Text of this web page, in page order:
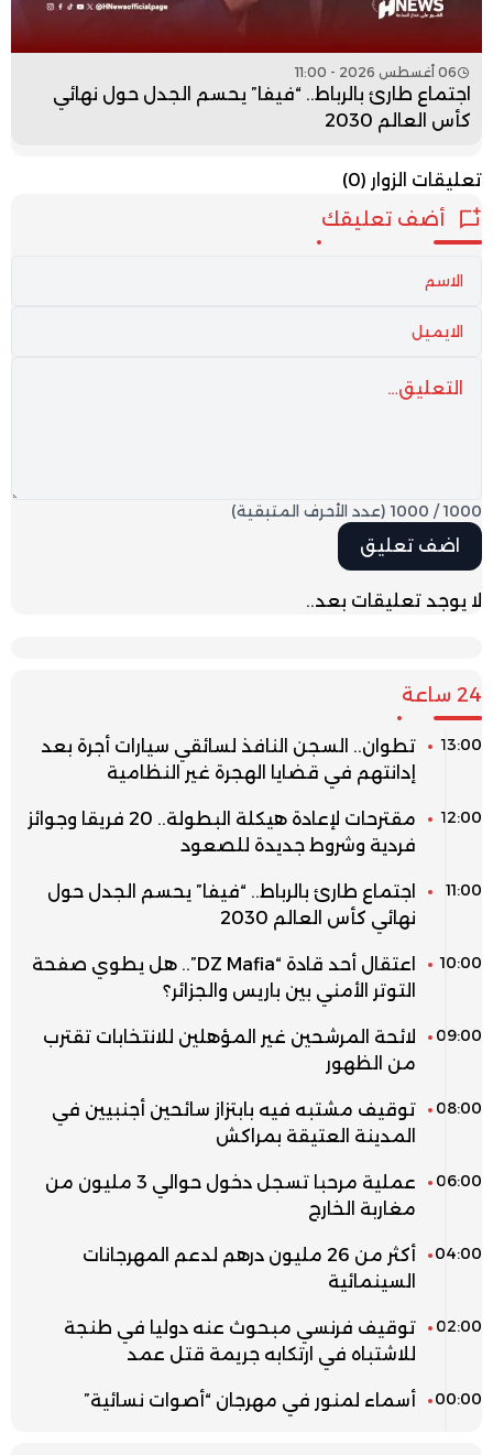
06 أغسطس 2026 - 11:00
اجتماع طارئ بالرباط.. “فيفا” يحسم الجدل حول نهائي
كأس العالم 2030
تعليقات الزوار (0)
أضف تعليقك
1000
/
1000 (عدد الأحرف المتبقية)
لا يوجد تعليقات بعد..
24 ساعة
13:00
تطوان.. السجن النافذ لسائقي سيارات أجرة بعد
إدانتهم في قضايا الهجرة غير النظامية
12:00
مقترحات لإعادة هيكلة البطولة.. 20 فريقا وجوائز
فردية وشروط جديدة للصعود
11:00
اجتماع طارئ بالرباط.. “فيفا” يحسم الجدل حول
نهائي كأس العالم 2030
10:00
اعتقال أحد قادة “DZ Mafia”.. هل يطوي صفحة
التوتر الأمني بين باريس والجزائر؟
09:00
لائحة المرشحين غير المؤهلين للانتخابات تقترب
من الظهور
08:00
توقيف مشتبه فيه بابتزاز سائحين أجنبيين في
المدينة العتيقة بمراكش
06:00
عملية مرحبا تسجل دخول حوالي 3 مليون من
مغاربة الخارج
04:00
أكثر من 26 مليون درهم لدعم المهرجانات
السينمائية
02:00
توقيف فرنسي مبحوث عنه دوليا في طنجة
للاشتباه في ارتكابه جريمة قتل عمد
00:00 أسماء لمنور في مهرجان “أصوات نسائية”